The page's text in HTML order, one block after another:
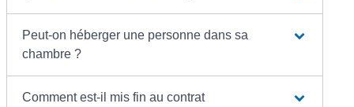
Peut-on héberger une personne dans sa
chambre ?
Comment est-il mis fin au contrat